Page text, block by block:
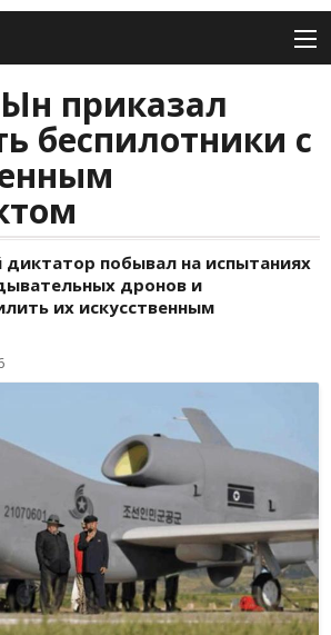
приказал
беспилотники с
диктатор побывал на испытаниях
дронов и
их искусственным